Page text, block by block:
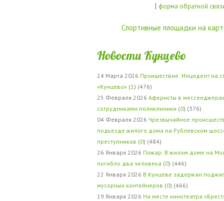
| форма обратной
Спортивные площадки на
Новости Кунцево
24 Марта 2026 Проишествие: Инцидент на
«Кунцево» (1 ) (476)
25 Февраля 2026 Аферисты в
сотрудниками поликлиники (0) (376)
04 Февраля 2026 Чрезвычайное
подъезде жилого дома на Рублевском
преступников (0) (484)
26 Января 2026 Пожар: В жилом доме на
погибло два человека (0) (446)
22 Января 2026 В Кунцеве задержан
мусорных контейнеров (0) (466)
19 Января 2026 На месте кинотеатра